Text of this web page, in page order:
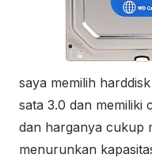
saya memilih
sata 3.0 dan memiliki
dan harganya cukup
menurunkan